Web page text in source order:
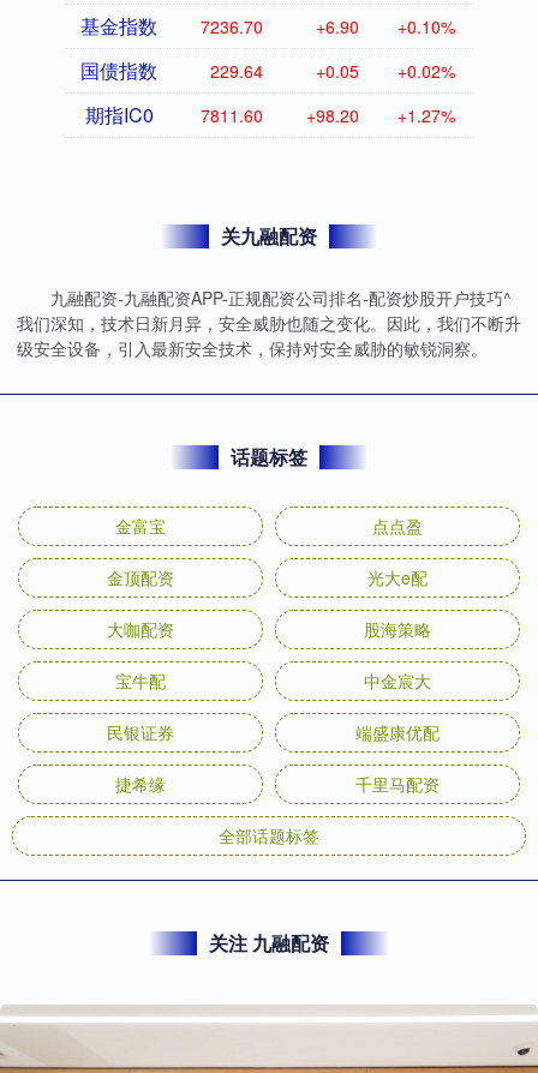
基金指数 7236.70 +6.90 +0.10%
国债指数 229.64 +0.05 +0.02%
期指IC0 7811.60 +98.20 +1.27%
关九融配资
九融配资-九融配资APP-正规配资公司排名-配资炒股开户技巧^
我们深知，技术日新月异，安全威胁也随之变化。因此，我们不断升
级安全设备，引入最新安全技术，保持对安全威胁的敏锐洞察。
话题标签
金富宝 点点盈
金顶配资 光大e配
大咖配资 股海策略
宝牛配 中金宸大
民银证券 端盛康优配
捷希缘 千里马配资
全部话题标签
关注 九融配资